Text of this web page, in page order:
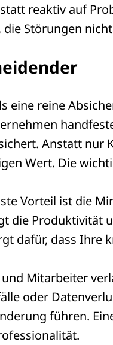
reaktiv auf
Störungen
eine reine
Anstatt nur
Wert. Die
Vorteil ist die
die Produktivität
dafür, dass Ihre
Mitarbeiter
oder
führen.